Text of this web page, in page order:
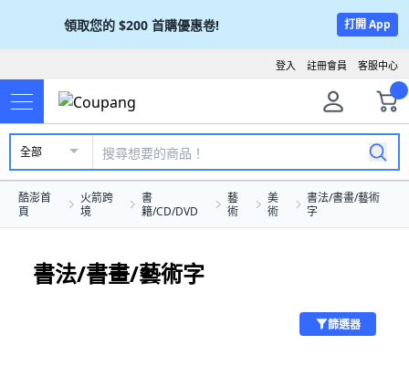
領取您的 $200 首購優惠卷! 打開 App
客服中心
註冊會員
登入
全部
酷澎首
頁
火箭跨
境
書
籍/CD/DVD
藝
術
美
術
書法/書畫/藝術
字
書法/書畫/藝術字
篩選器